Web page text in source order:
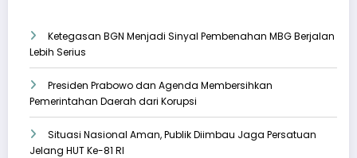
Ketegasan BGN Menjadi Sinyal Pembenahan MBG Berjalan
Lebih Serius
Presiden Prabowo dan Agenda Membersihkan
Pemerintahan Daerah dari Korupsi
Situasi Nasional Aman, Publik Diimbau Jaga Persatuan
Jelang HUT Ke-81 RI